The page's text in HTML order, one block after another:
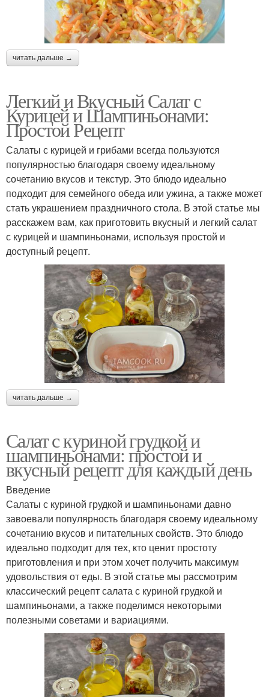
читать дальше →
Легкий и Вкусный Салат с
Курицей и Шампиньонами:
Простой Рецепт
Салаты с курицей и грибами всегда пользуются
популярностью благодаря своему идеальному
сочетанию вкусов и текстур. Это блюдо идеально
подходит для семейного обеда или ужина, а также может
стать украшением праздничного стола. В этой статье мы
расскажем вам, как приготовить вкусный и легкий салат
с курицей и шампиньонами, используя простой и
доступный рецепт.
читать дальше →
Салат с куриной грудкой и
шампиньонами: простой и
вкусный рецепт для каждый день
Введение
Салаты с куриной грудкой и шампиньонами давно
завоевали популярность благодаря своему идеальному
сочетанию вкусов и питательных свойств. Это блюдо
идеально подходит для тех, кто ценит простоту
приготовления и при этом хочет получить максимум
удовольствия от еды. В этой статье мы рассмотрим
классический рецепт салата с куриной грудкой и
шампиньонами, а также поделимся некоторыми
полезными советами и вариациями.